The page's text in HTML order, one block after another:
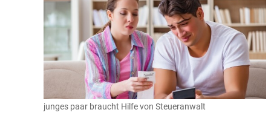
junges paar braucht Hilfe von Steueranwalt